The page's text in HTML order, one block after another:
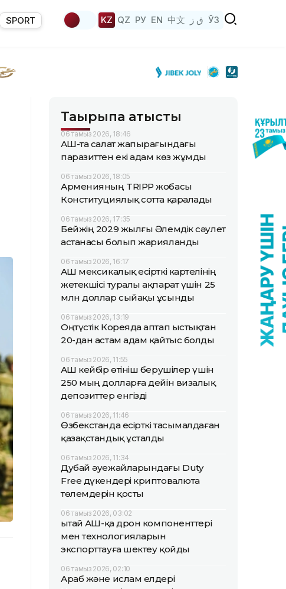
SPORT KZ QZ РУ EN 中文 ق ز ЎЗ
Тақырыпқа қатысты
06 тамыз 2026, 18:46
АҚШ-та салат жапырағындағы
паразиттен екі адам көз жұмды
06 тамыз 2026, 18:05
Арменияның TRIPP жобасы
Конституциялық сотта қаралады
06 тамыз 2026, 17:35
Бейжің 2029 жылғы Әлемдік сәулет
астанасы болып жарияланды
06 тамыз 2026, 16:17
АҚШ мексикалық есірткі картелінің
жетекшісі туралы ақпарат үшін 25
млн доллар сыйақы ұсынды
06 тамыз 2026, 13:19
Оңтүстік Кореяда аптап ыстықтан
20-дан астам адам қайтыс болды
06 тамыз 2026, 11:55
АҚШ кейбір өтініш берушілер үшін
250 мың долларға дейін визалық
депозиттер енгізді
06 тамыз 2026, 11:46
Өзбекстанда есірткі тасымалдаған
қазақстандық ұсталды
06 тамыз 2026, 11:34
Дубай әуежайларындағы Duty
Free дүкендері криптовалюта
төлемдерін қосты
06 тамыз 2026, 03:02
Қытай АҚШ-қа дрон компоненттері
мен технологияларын
экспорттауға шектеу қойды
06 тамыз 2026, 02:10
Араб және ислам елдері